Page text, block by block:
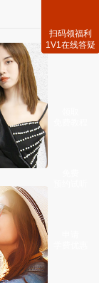
扫码领福利
1V1在线答疑